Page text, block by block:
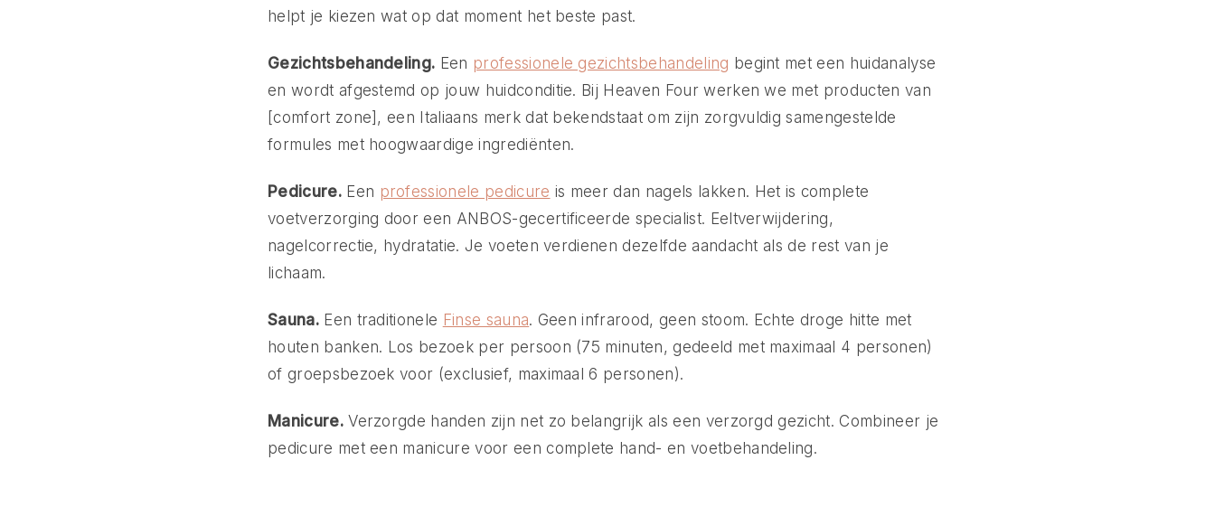
helpt je kiezen wat op dat moment het beste past.
Gezichtsbehandeling. Een professionele gezichtsbehandeling begint met een huidanalyse
en wordt afgestemd op jouw huidconditie. Bij Heaven Four werken we met producten van
[comfort zone], een Italiaans merk dat bekendstaat om zijn zorgvuldig samengestelde
formules met hoogwaardige ingrediënten.
Pedicure.Een professionele pedicure is meer dan nagels lakken. Het is complete
voetverzorging door een ANBOS-gecertificeerde specialist. Eeltverwijdering,
nagelcorrectie, hydratatie. Je voeten verdienen dezelfde aandacht als de rest van je
lichaam.
Sauna.Een traditionele Finse sauna. Geen infrarood, geen stoom. Echte droge hitte met
houten banken. Los bezoek per persoon (75 minuten, gedeeld met maximaal 4 personen)
of groepsbezoek voor (exclusief, maximaal 6 personen).
Manicure.Verzorgde handen zijn net zo belangrijk als een verzorgd gezicht. Combineer je
pedicure met een manicure voor een complete hand- en voetbehandeling.